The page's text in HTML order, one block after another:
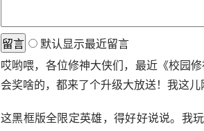
默认显示最近留言
哎哟喂，各位修神大侠们，最近《校园
会奖啥的，都来了个升级大放送！我这
这黑框版全限定英雄，得好好说说。我